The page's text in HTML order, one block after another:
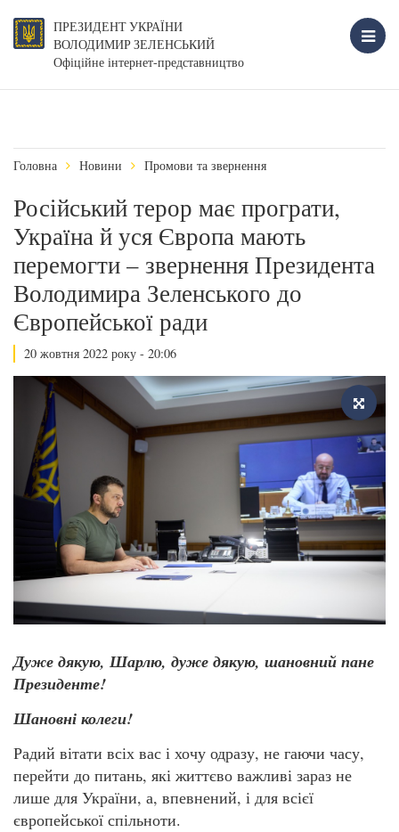
ПРЕЗИДЕНТ УКРАЇНИ
ВОЛОДИМИР ЗЕЛЕНСЬКИЙ
Офіційне інтернет-представництво
Головна Новини Промови та звернення
Російський терор має програти,
Україна й уся Європа мають
перемогти – звернення Президента
Володимира Зеленського до
Європейської ради
20 жовтня 2022 року - 20:06
Дуже дякую, Шарлю, дуже дякую, шановний пане
Президенте!
Шановні колеги!
Радий вітати всіх вас і хочу одразу, не гаючи часу,
перейти до питань, які життєво важливі зараз не
лише для України, а, впевнений, і для всієї
європейської спільноти.